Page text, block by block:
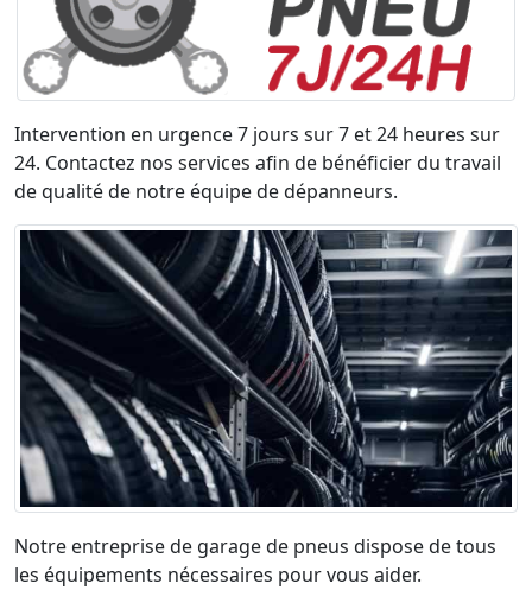
Intervention en urgence 7 jours sur 7 et 24 heures sur
24. Contactez nos services afin de bénéficier du travail
de qualité de notre équipe de dépanneurs.
Notre entreprise de garage de pneus dispose de tous
les équipements nécessaires pour vous aider.